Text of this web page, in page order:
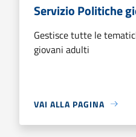
Servizio Politiche
Gestisce tutte le
giovani adulti
VAI ALLA PAGINA